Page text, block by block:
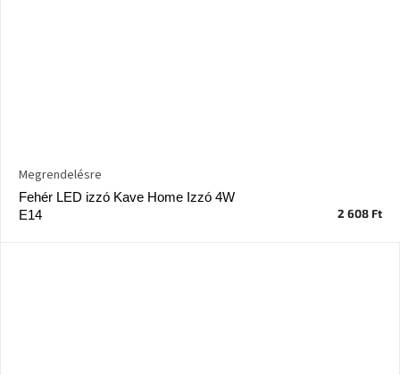
Fehér LED izzó Kave Home Izzó 4W
E14
Megrendelésre
2 608 Ft